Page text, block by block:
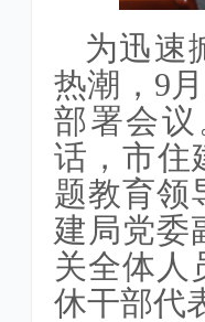
为迅速
热潮，9
部署会
话，市住
题教育领
建局党委
关全体人
休干部代